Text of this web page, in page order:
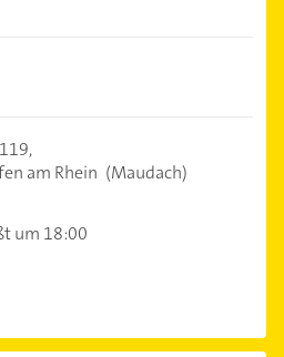
am Rhein (Maudach)
um 18:00